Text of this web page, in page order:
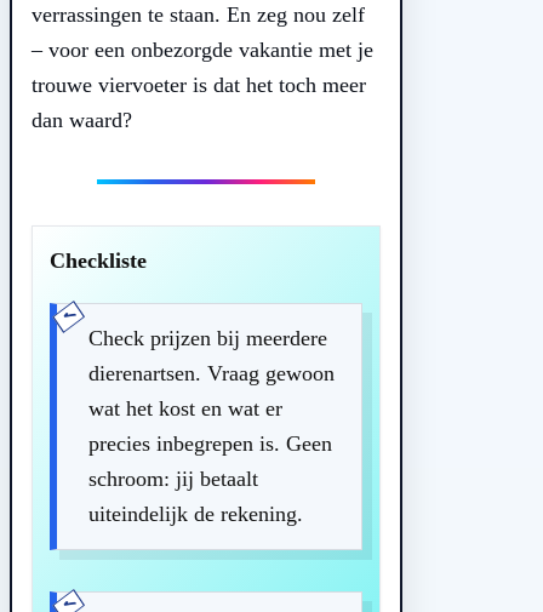
verrassingen te staan. En zeg nou zelf
– voor een onbezorgde vakantie met je
trouwe viervoeter is dat het toch meer
dan waard?
Checkliste
Check prijzen bij meerdere
dierenartsen. Vraag gewoon
wat het kost en wat er
precies inbegrepen is. Geen
schroom: jij betaalt
uiteindelijk de rekening.